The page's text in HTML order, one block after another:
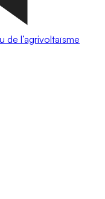
de l’agrivoltaïsme